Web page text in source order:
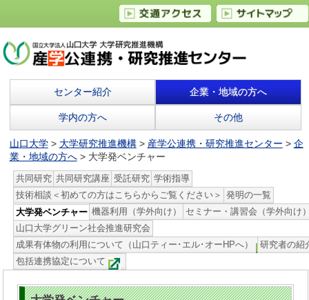
センター紹介 企業・地域の方へ
学内の方へ その他
山口大学> 大学研究推進機構> 産学公連携・研究推進センター > 企
業・地域の方へ> 大学発ベンチャー
共同研究 共同研究講座 受託研究 学術指導
技術相談＜初めての方はこちらからご覧ください＞
発明の一覧
大学発ベンチャー 機器利用（学外向け）
セミナー・講習会（学外向け
山口大学グリーン社会推進研究会
成果有体物の利用について（山口ティー･エル･オーHPへ）
研究者の紹
包括連携協定について